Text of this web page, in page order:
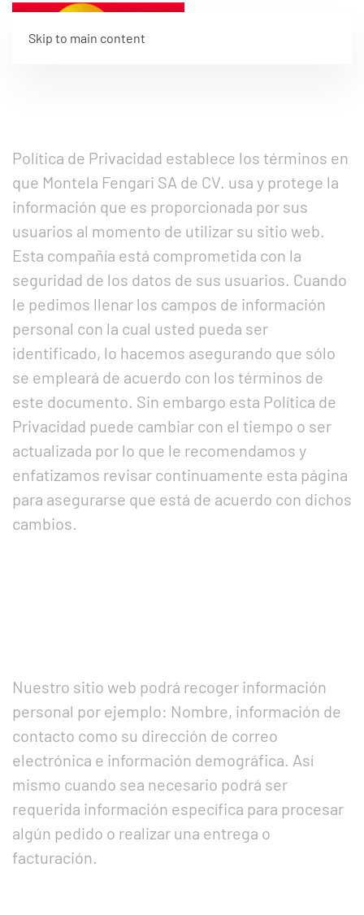
Skip to main content
Política de Privacidad establece los términos en
que Montela Fengari SA de CV. usa y protege la
información que es proporcionada por sus
usuarios al momento de utilizar su sitio web.
Esta compañía está comprometida con la
seguridad de los datos de sus usuarios. Cuando
le pedimos llenar los campos de información
personal con la cual usted pueda ser
identificado, lo hacemos asegurando que sólo
se empleará de acuerdo con los términos de
este documento. Sin embargo esta Política de
Privacidad puede cambiar con el tiempo o ser
actualizada por lo que le recomendamos y
enfatizamos revisar continuamente esta página
para asegurarse que está de acuerdo con dichos
cambios.
Nuestro sitio web podrá recoger información
personal por ejemplo: Nombre, información de
contacto como su dirección de correo
electrónica e información demográfica. Así
mismo cuando sea necesario podrá ser
requerida información específica para procesar
algún pedido o realizar una entrega o
facturación.